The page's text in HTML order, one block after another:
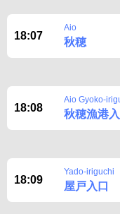
18:07
Aio
秋穂
18:08
Aio Gyoko-
秋穂漁港入
18:09
Yado-iriguchi
屋戸入口